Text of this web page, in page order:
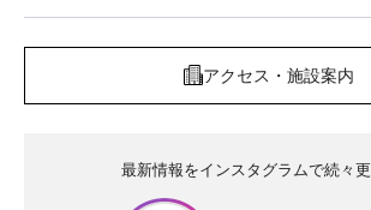
アクセス・施設案内
最新情報をインスタグラムで続々更